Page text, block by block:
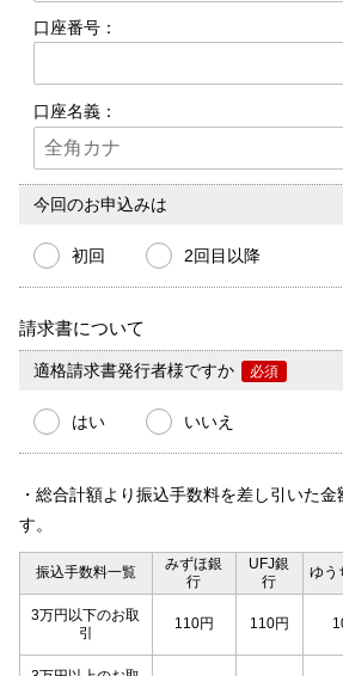
口座番号：
口座名義：
今回のお申込みは
初回 2回目以降
請求書について
適格請求書発行者様ですか 必須
はい いいえ
・総合計額より振込手数料を差し引いた
す。
振込手数料一覧
みずほ銀
行
UFJ銀
行
ゆう
3万円以下のお取
引
110円 110円